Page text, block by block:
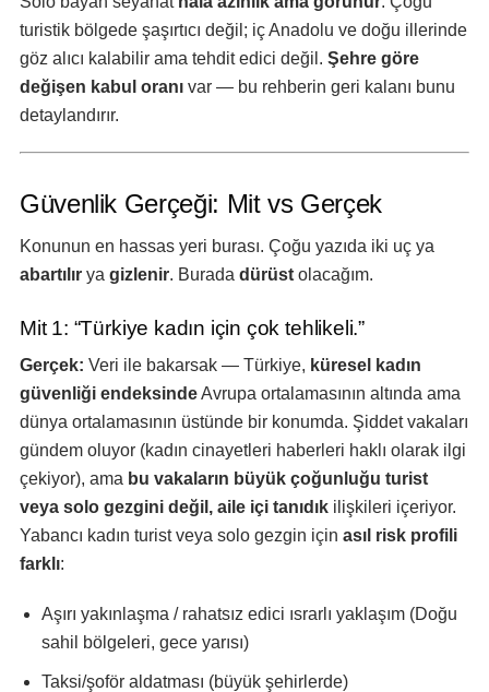
turistik bölgede şaşırtıcı değil; iç Anadolu ve doğu illerinde
göz alıcı kalabilir ama tehdit edici değil. Şehre göre
değişen kabul oranı var — bu rehberin geri kalanı bunu
detaylandırır.
Güvenlik Gerçeği: Mit vs Gerçek
Konunun en hassas yeri burası. Çoğu yazıda iki uç ya
abartılır ya gizlenir. Burada dürüst olacağım.
Mit 1: “Türkiye kadın için çok tehlikeli.”
Gerçek: Veri ile bakarsak — Türkiye, küresel kadın
güvenliği endeksindeAvrupa ortalamasının altında ama
dünya ortalamasının üstünde bir konumda. Şiddet vakaları
gündem oluyor (kadın cinayetleri haberleri haklı olarak ilgi
çekiyor), ama bu vakaların büyük çoğunluğu turist
veya solo gezgini değil, aile içi tanıdık ilişkileri içeriyor.
Yabancı kadın turist veya solo gezgin için asıl risk profili
farklı:
Aşırı yakınlaşma / rahatsız edici ısrarlı yaklaşım (Doğu
sahil bölgeleri, gece yarısı)
Taksi/şoför aldatması (büyük şehirlerde)